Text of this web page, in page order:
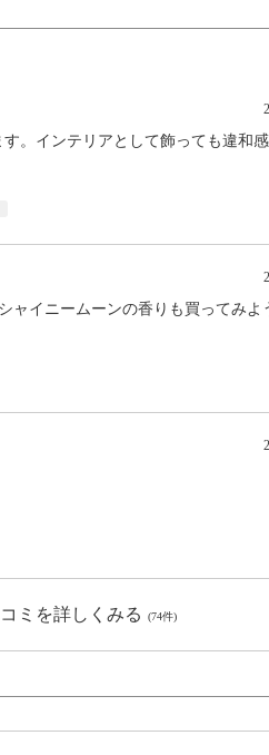
。インテリアとして飾っても違和
ャイニームーンの香りも買ってみよ
ミを詳しくみる (74件)